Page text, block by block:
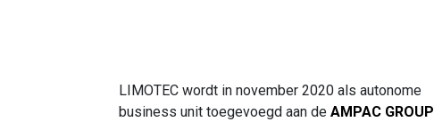
LIMOTEC wordt in november 2020 als autonome
business unit toegevoegd aan de AMPAC GROUP